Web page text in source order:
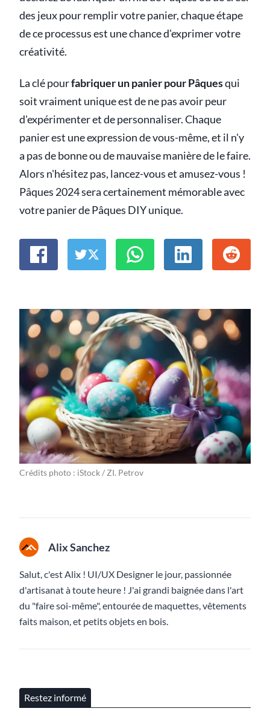
des jeux pour remplir votre panier, chaque étape
de ce processus est une chance d'exprimer votre
créativité.
La clé pourfabriquer un panier pour Pâquesqui
soit vraiment unique est de ne pas avoir peur
d'expérimenter et de personnaliser. Chaque
panier est une expression de vous-même, et il n'y
a pas de bonne ou de mauvaise manière de le faire.
Alors n'hésitez pas, lancez-vous et amusez-vous !
Pâques 2024 sera certainement mémorable avec
votre panier de Pâques DIY unique.
Crédits photo : iStock / ZI. Petrov
Alix Sanchez
Salut, c'est Alix ! UI/UX Designer le jour, passionnée
d'artisanat à toute heure ! J'ai grandi baignée dans l'art
du "faire soi-même", entourée de maquettes, vêtements
faits maison, et petits objets en bois.
Restez informé